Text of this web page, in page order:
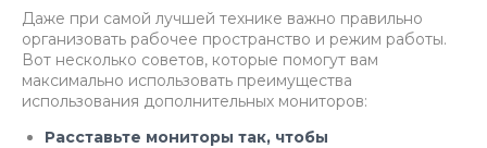
Даже при самой лучшей технике важно правильно
организовать рабочее пространство и режим работы.
Вот несколько советов, которые помогут вам
максимально использовать преимущества
использования дополнительных мониторов:
Расставьте мониторы так, чтобы